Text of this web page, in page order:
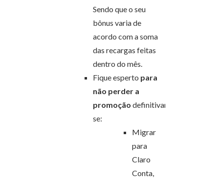
Sendo que o seu
bônus varia de
acordo com a soma
das recargas feitas
dentro do mês.
Fique esperto para
não perder a
promoção definitivamente,
se:
Migrar
para
Claro
Conta,